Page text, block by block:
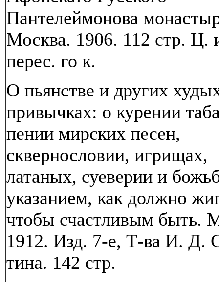
Пантелеймонова
Москва. 1906. 112 стр. Ц.
перес. го к.
О пьянстве и других
привычках: о курении
пении мирских песен,
сквернословии, игрищах,
латаных, суеверии и
указанием, как должно
чтобы счастливым быть.
1912. Изд. 7-е, Т-ва И. Д.
тина. 142 стр.